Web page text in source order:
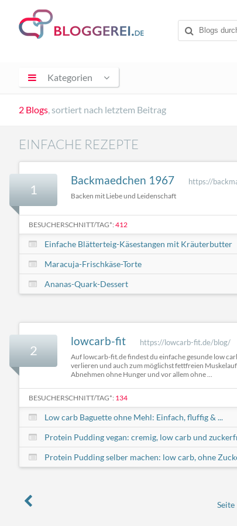
Kategorien
2 Blogs, sortiert nach letztem Beitrag
EINFACHE REZEPTE
1
Backmaedchen 1967 https://
Backen mit Liebe und Leidenschaft
BESUCHERSCHNITT/TAG*: 412
Einfache Blätterteig-Käsestangen mit Kräuterbutter
Maracuja-Frischkäse-Torte
Ananas-Quark-Dessert
2
lowcarb-fit https://lowcarb-fit.de/blog/
Auf lowcarb-fit.de findest du einfache gesunde low
verlieren und auch zum möglichst fettfreien
Abnehmen ohne Hunger und vor allem ohne ...
BESUCHERSCHNITT/TAG*: 134
Low carb Baguette ohne Mehl: Einfach, fluffig & ...
Protein Pudding vegan: cremig, low carb und
Protein Pudding selber machen: low carb, ohne
Seite